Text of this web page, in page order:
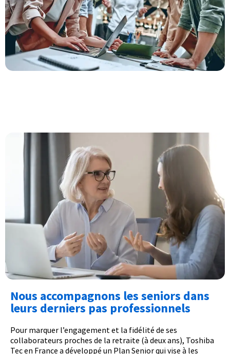
Nous accompagnons les seniors dans
leurs derniers pas professionnels​
Pour marquer l’engagement et la fidélité de ses
collaborateurs proches de la retraite (à deux ans), Toshiba
Tec en France a développé un Plan Senior qui vise à les